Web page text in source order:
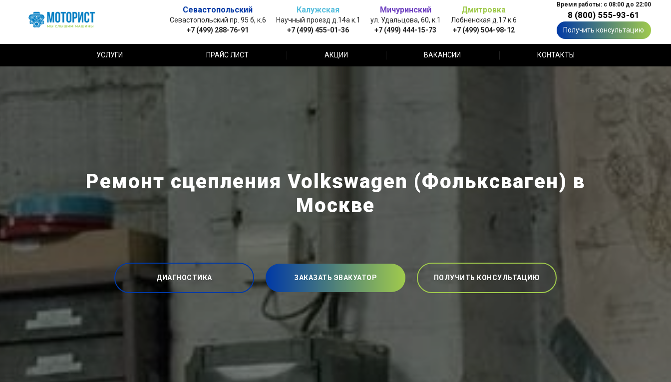
Севастопольский
Севастопольский пр. 95 б, к.6
+7 (499) 288-76-91
Калужская
Научный проезд д.14а к.1
+7 (499) 455-01-36
Мичуринский
ул. Удальцова, 60, к.1
+7 (499) 444-15-73
Дмитровка
Лобненская д.17 к.6
+7 (499) 504-98-12
Время работы: с 08:00 до 22:00
8 (800) 555-93-61
Получить консультацию
УСЛУГИ ПРАЙС ЛИСТ АКЦИИ ВАКАНСИИ КОНТАКТЫ
Ремонт сцепления Volkswagen (Фольксваген) в
Москве
ДИАГНОСТИКА ЗАКАЗАТЬ ЭВАКУАТОР ПОЛУЧИТЬ КОНСУЛЬТАЦИЮ